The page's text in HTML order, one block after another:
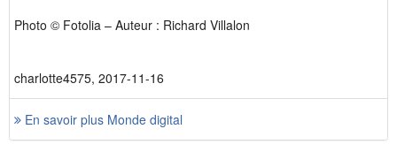
Photo © Fotolia – Auteur : Richard Villalon
charlotte4575, 2017-11-16
En savoir plus Monde digital